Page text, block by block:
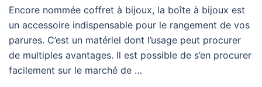
Encore nommée coffret à bijoux, la boîte à bijoux est
un accessoire indispensable pour le rangement de vos
parures. C’est un matériel dont l’usage peut procurer
de multiples avantages. Il est possible de s’en procurer
facilement sur le marché de …